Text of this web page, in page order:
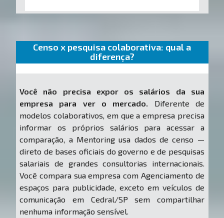
Censo x pesquisa colaborativa: qual a
diferença?
Você não precisa expor os salários da sua
empresa para ver o mercado. Diferente de
modelos colaborativos, em que a empresa precisa
informar os próprios salários para acessar a
comparação, a Mentoring usa dados de censo —
direto de bases oficiais do governo e de pesquisas
salariais de grandes consultorias internacionais.
Você compara sua empresa com Agenciamento de
espaços para publicidade, exceto em veículos de
comunicação em Cedral/SP sem compartilhar
nenhuma informação sensível.